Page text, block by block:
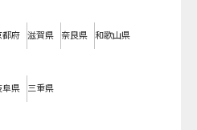
都府 滋賀県 奈良県 和歌山県
阜県 三重県